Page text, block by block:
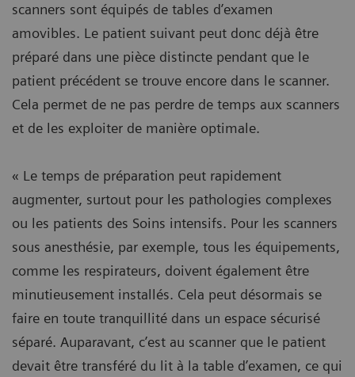
scanners sont équipés de tables d’examen
amovibles. Le patient suivant peut donc déjà être
préparé dans une pièce distincte pendant que le
patient précédent se trouve encore dans le scanner.
Cela permet de ne pas perdre de temps aux scanners
et de les exploiter de manière optimale.
« Le temps de préparation peut rapidement
augmenter, surtout pour les pathologies complexes
ou les patients des Soins intensifs. Pour les scanners
sous anesthésie, par exemple, tous les équipements,
comme les respirateurs, doivent également être
minutieusement installés. Cela peut désormais se
faire en toute tranquillité dans un espace sécurisé
séparé. Auparavant, c’est au scanner que le patient
devait être transféré du lit à la table d’examen, ce qui